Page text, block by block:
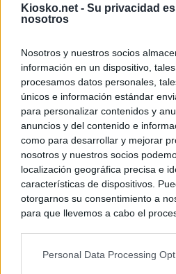
Kiosko.net - Su privacidad
nosotros
Nosotros y nuestros socios
información en un dispositivo,
procesamos datos personales,
únicos e información estándar
para personalizar contenidos y
anuncios y del contenido e
como para desarrollar y mejorar
nosotros y nuestros socios
localización geográfica precisa e
características de dispositivos.
otorgarnos su consentimiento a
para que llevemos a cabo el
negar su consentimiento. Tenga
Personal Data Processing